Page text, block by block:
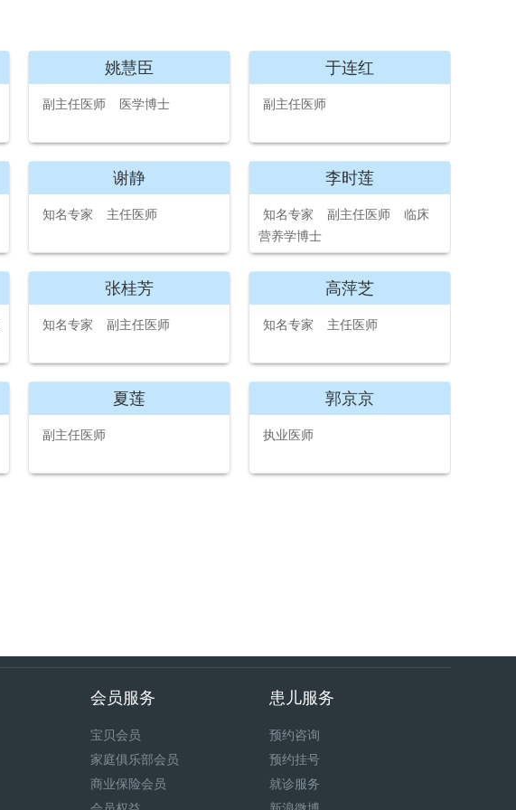
姚慧臣
副主任医师 医学博士
于连红
副主任医师
谢静
知名专家 主任医师
李时莲
知名专家 副主任医师
临床
营养学博士
张桂芳
知名专家 副主任医师
高萍芝
知名专家 主任医师
夏莲
副主任医师
郭京京
执业医师
会员服务
宝贝会员
家庭俱乐部会员
商业保险会员
患儿服务
预约咨询
预约挂号
就诊服务